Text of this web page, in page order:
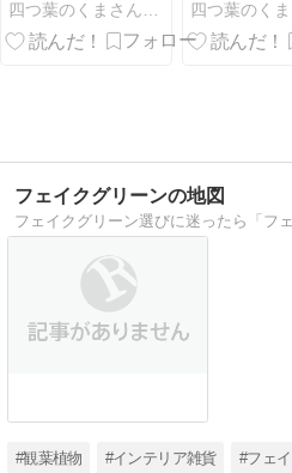
康に正しい
「半身浴」が
落とし穴と
は？
フェイクグリーンの地図
#観葉植物 #インテリア雑貨 #フェ